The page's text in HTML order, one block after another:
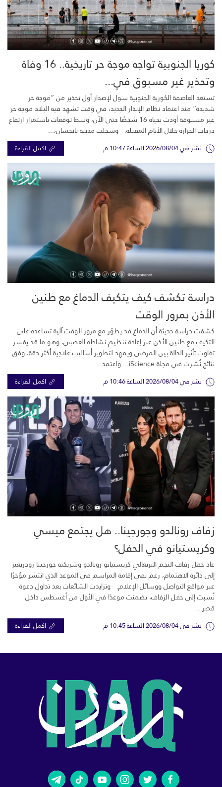
كوريا الجنوبية تواجه موجة حر تاريخية.. 16 وفاة
وتحذير غير مسبوق في...
تستعد العاصمة الكورية الجنوبية سول لإصدار أول تحذير من “موجة حر
شديدة” منذ اعتماد نظام الإنذار الجديد، في وقت تشهد فيه البلاد موجة حر
غير مسبوقة أودت بحياة 16 شخصًا حتى الآن، وسط توقعات باستمرار ارتفاع
درجات الحرارة خلال الأيام المقبلة. وسجلت مدينة يانجسان،...
نشر في 2026/08/04 الساعة 10:47 م اكمل القراءة
دراسة تكشف كيف يتكيف الدماغ مع طنين
الأذن بمرور الوقت
كشفت دراسة حديثة أن الدماغ قد يطوّر مع مرور الوقت آلية تساعده على
التكيف مع طنين الأذن عبر إعادة تنظيم نشاطه العصبي، وهو ما قد يفسر
تفاوت تأثير الحالة بين المرضى ويمهد لتطوير أساليب علاجية أكثر دقة، وفق
نتائج نُشرت في مجلة iScience. واعتمد...
نشر في 2026/08/04 الساعة 10:46 م اكمل القراءة
زفاف رونالدو وجورجينا.. هل يجتمع ميسي
وكريستيانو في الحفل؟
عاد حفل زفاف النجم البرتغالي كريستيانو رونالدو وشريكته جورجينا رودريغيز
إلى دائرة الاهتمام، رغم نفي إقامة المراسم في الموعد الذي انتشر مؤخرًا
عبر مواقع التواصل ووسائل الإعلام. وتزايدت الشائعات بعد تداول دعوة
نُسبت إلى حفل الزفاف، تضمنت موعدًا في الأول من أغسطس داخل
قصر...
نشر في 2026/08/04 الساعة 10:45 م اكمل القراءة